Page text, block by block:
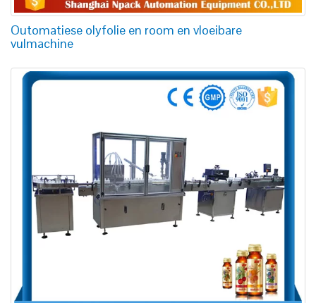
Outomatiese olyfolie en room en vloeibare
vulmachine